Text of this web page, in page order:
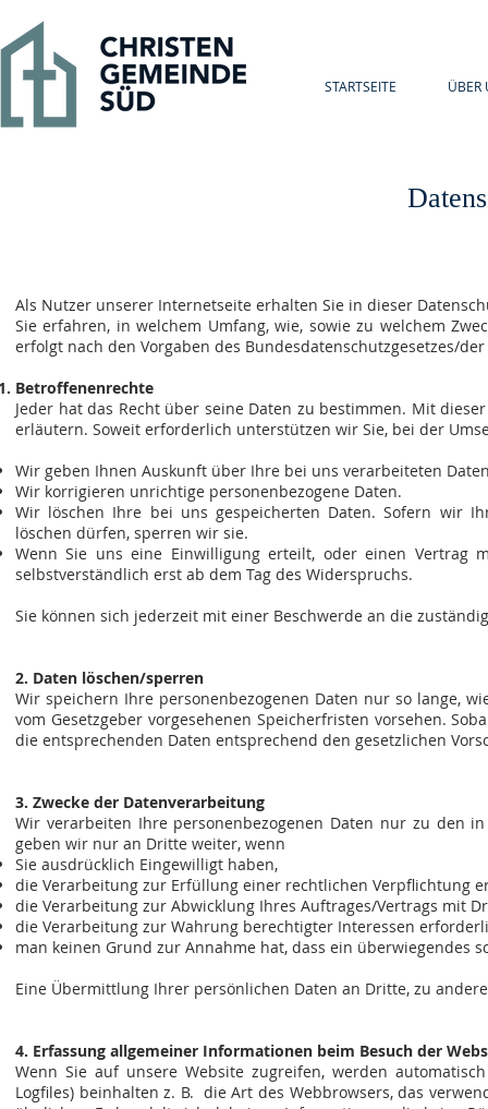
STARTSEITE ÜBER
Als Nutzer unserer Internetseite erhalten Sie in dieser
Sie erfahren, in welchem Umfang, wie, sowie zu welchem
erfolgt nach den Vorgaben des Bundesdatenschutzgesetzes/
Betroffenenrechte
Jeder hat das Recht über seine Daten zu bestimmen. Mit
erläutern. Soweit erforderlich unterstützen wir Sie, bei der
Wir geben Ihnen Auskunft über Ihre bei uns verarbeiteten
Wir korrigieren unrichtige personenbezogene Daten.
Wir löschen Ihre bei uns gespeicherten Daten. Sofern wir
löschen dürfen, sperren wir sie.
Wenn Sie uns eine Einwilligung erteilt, oder einen Vertrag
selbstverständlich erst ab dem Tag des Widerspruchs.
Sie können sich jederzeit mit einer Beschwerde an die
2. Daten löschen/sperren
Wir speichern Ihre personenbezogenen Daten nur so lange,
vom Gesetzgeber vorgesehenen Speicherfristen vorsehen.
die entsprechenden Daten entsprechend den gesetzlichen
3. Zwecke der Datenverarbeitung
Wir verarbeiten Ihre personenbezogenen Daten nur zu den
geben wir nur an Dritte weiter, wenn
Sie ausdrücklich Eingewilligt haben,
die Verarbeitung zur Erfüllung einer rechtlichen Verpflichtung
die Verarbeitung zur Abwicklung Ihres Auftrages/Vertrags mit
die Verarbeitung zur Wahrung berechtigter Interessen
man keinen Grund zur Annahme hat, dass ein überwiegendes
Eine Übermittlung Ihrer persönlichen Daten an Dritte, zu
4. Erfassung allgemeiner Informationen beim Besuch der
Wenn Sie auf unsere Website zugreifen, werden
Logfiles) beinhalten z. B. die Art des Webbrowsers, das